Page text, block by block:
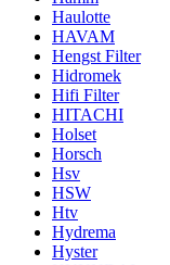
Haulotte
HAVAM
Hengst Filter
Hidromek
Hifi Filter
HITACHI
Holset
Horsch
Hsv
HSW
Htv
Hydrema
Hyster